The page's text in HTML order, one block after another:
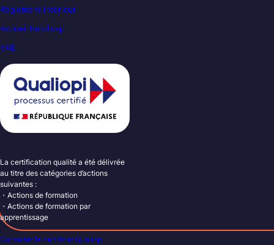
Règlement intérieur
Accueil handicap
VAE
La certification qualité a été délivrée
au titre des catégories d’actions
suivantes :
・Actions de formation
・Actions de formation par
apprentissage
Consulter le certificat Qualiopi